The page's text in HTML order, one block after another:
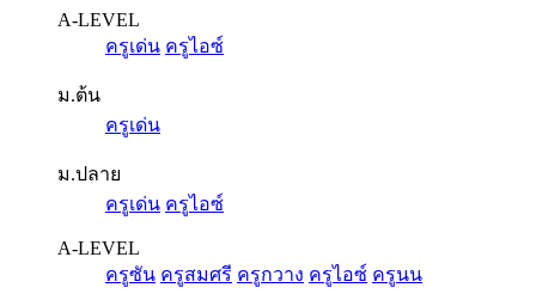
A-LEVEL
ครูเด่น ครูไอซ์
ม.ต้น
ครูเด่น
ม.ปลาย
ครูเด่น ครูไอซ์
A-LEVEL
ครูซัน ครูสมศรี ครูกวาง ครูไอซ์ ครูนน